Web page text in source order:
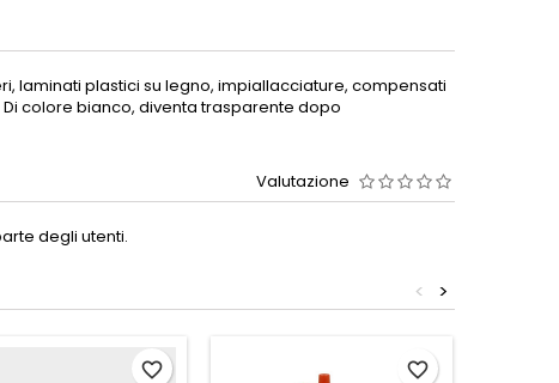
laminati plastici su legno, impiallacciature, compensati
Di colore bianco, diventa trasparente dopo
Valutazione
degli utenti.
>
<
favorite_border favorite_border